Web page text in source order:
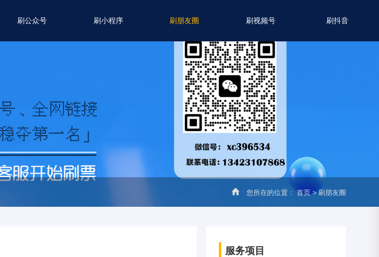
刷公众号 刷小程序 刷朋友圈 刷视频号 刷抖音
您所在的位置：首页>刷朋友圈
服务项目